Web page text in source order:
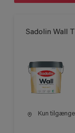
Sadolin Wall
Kun